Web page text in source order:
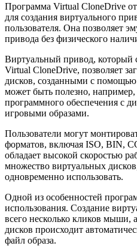
Программа Virtual CloneDrive
для создания виртуального
пользователя. Она позволяет
привода без физического
Виртуальный привод, который
Virtual CloneDrive, позволяет
дисков, созданными с
может быть полезно, например,
программного обеспечения с
игровыми образами.
Пользователи могут
форматов, включая ISO, BIN,
обладает высокой скоростью
множество виртуальных
одновременно использовать.
Одной из особенностей
использования. Создание
всего несколько кликов мыши,
дисков происходит
файл образа.